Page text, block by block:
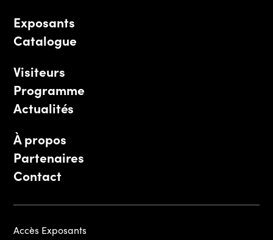
Exposants
Catalogue
Visiteurs
Programme
Actualités
À propos
Partenaires
Contact
Accès Exposants